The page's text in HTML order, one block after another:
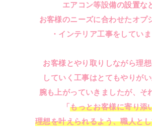
エアコン等設備の設置な
お客様のニーズに合わせたオプ
・インテリア工事をしていま
お客様とやり取りしながら理
していく工事はとてもやりがい
腕も上がっていきましたが、そ
「もっとお客様に寄り添
理想を叶えられるよう、職人と